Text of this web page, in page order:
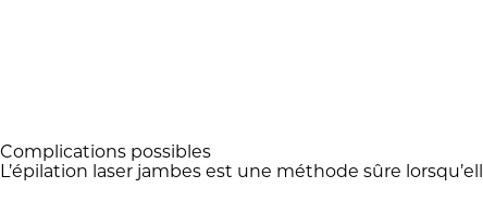
Complications possibles
L’épilation laser jambes est une méthode sûre